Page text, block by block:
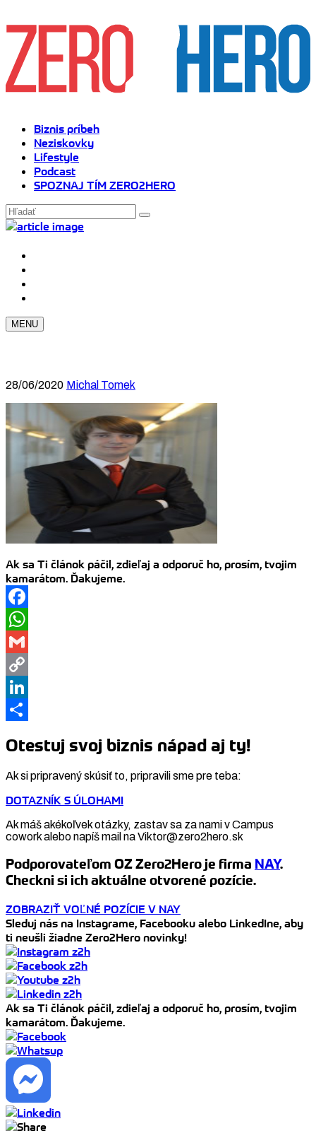
Biznis príbeh
Neziskovky
Lifestyle
Podcast
SPOZNAJ TÍM ZERO2HERO
MENU
28/06/2020 Michal Tomek
Ak sa Ti článok páčil, zdieľaj a odporuč ho, prosím, tvojim
kamarátom. Ďakujeme.
Facebook
WhatsApp
Gmail
Copy
Link
LinkedIn
Otestuj svoj biznis nápad aj ty!
Ak si pripravený skúsiť to, pripravili sme pre teba:
DOTAZNÍK S ÚLOHAMI
Ak máš akékoľvek otázky, zastav sa za nami v Campus
cowork alebo napíš mail na Viktor@zero2hero.sk
Podporovateľom OZ Zero2Hero je firma NAY.
Checkni si ich aktuálne otvorené pozície.
ZOBRAZIŤ VOĽNÉ POZÍCIE V NAY
Sleduj nás na Instagrame, Facebooku alebo LinkedIne, aby
ti neušli žiadne Zero2Hero novinky!
Ak sa Ti článok páčil, zdieľaj a odporuč ho, prosím, tvojim
kamarátom. Ďakujeme.